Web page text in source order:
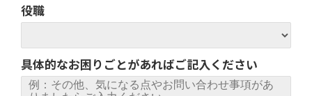
役職
具体的なお困りごとがあればご記入ください